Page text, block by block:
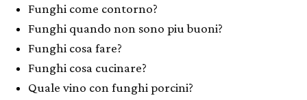
Funghi come contorno?
Funghi quando non sono piu buoni?
Funghi cosa fare?
Funghi cosa cucinare?
Quale vino con funghi porcini?